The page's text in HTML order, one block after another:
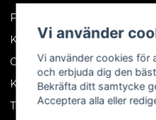
Företagskund
Kontakta oss
Om oss
Köpvillkor
Tips & trix
Vi använder
Vi använder cookies för
och erbjuda dig den
Bekräfta ditt samtycke
Acceptera alla eller